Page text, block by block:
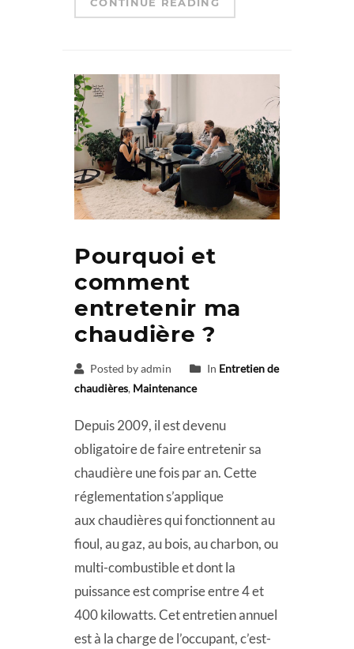
Pourquoi et
comment
entretenir ma
chaudière ?
Posted by admin In Entretien de
chaudières, Maintenance
Depuis 2009, il est devenu
obligatoire de faire entretenir sa
chaudière une fois par an. Cette
réglementation s’applique
aux chaudières qui fonctionnent au
fioul, au gaz, au bois, au charbon, ou
multi-combustible et dont la
puissance est comprise entre 4 et
400 kilowatts. Cet entretien annuel
est à la charge de l’occupant, c’est-